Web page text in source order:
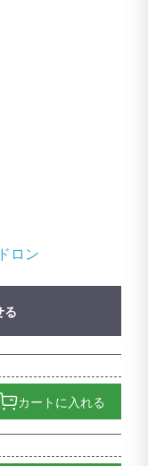
ロン
る
カートに入れる